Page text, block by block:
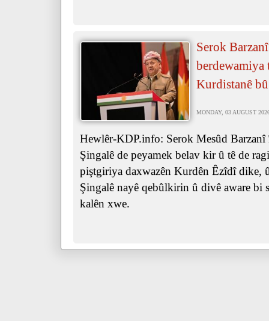
Serok
berdewamiya
Kurdistanê bû
MONDAY, 03 AUGUST
Hewlêr-KDP.info: Serok Mesûd Barzanî
Şingalê de peyamek belav kir û tê de
piştgiriya daxwazên Kurdên Êzîdî dike,
Şingalê nayê qebûlkirin û divê aware bi
kalên xwe.